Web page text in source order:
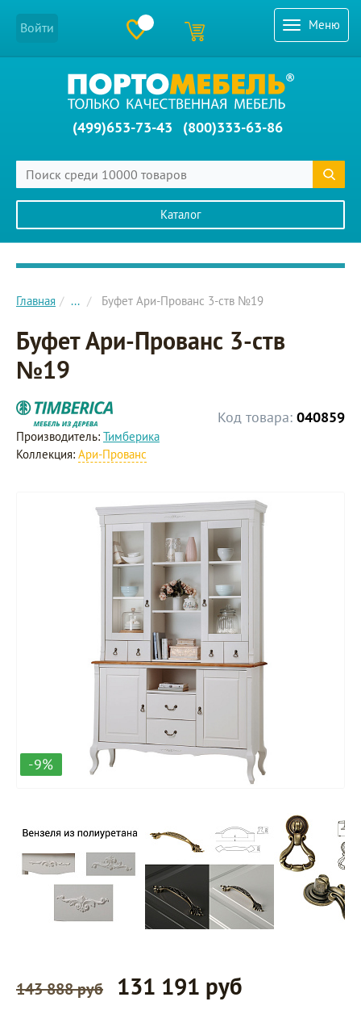
Меню
Войти
(499)653-73-43 (800)333-63-86
Каталог
Главное меню сайта
Главная ... Буфет Ари-Прованс 3-ств №19
Буфет Ари-Прованс 3-ств
№19
Код товара: 040859
Производитель: Тимберика
Коллекция: Ари-Прованс
-9%
143 888 руб 131 191 руб